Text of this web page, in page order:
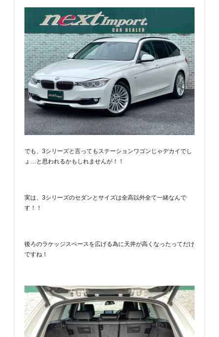
でも、3シリーズと言ってもステーションワゴンじゃデカイでし
ょ…と思われるかもしれませんが！！
実は、3シリーズのセダンとサイズは全高以外全て一緒なんで
す！！
後ろのラケッジスペースを広げる為に天井が高くなったってだけ
ですね！